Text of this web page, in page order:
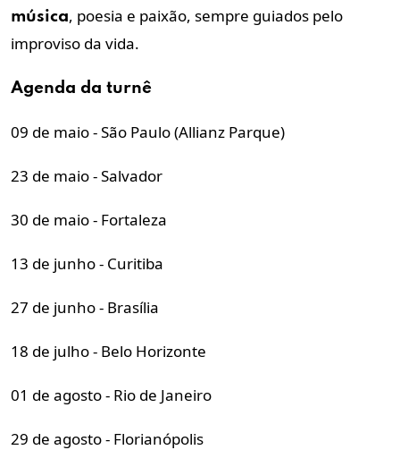
música, poesia e paixão, sempre guiados pelo
improviso da vida.
Agenda da turnê
09 de maio - São Paulo (Allianz Parque)
23 de maio - Salvador
30 de maio - Fortaleza
13 de junho - Curitiba
27 de junho - Brasília
18 de julho - Belo Horizonte
01 de agosto - Rio de Janeiro
29 de agosto - Florianópolis